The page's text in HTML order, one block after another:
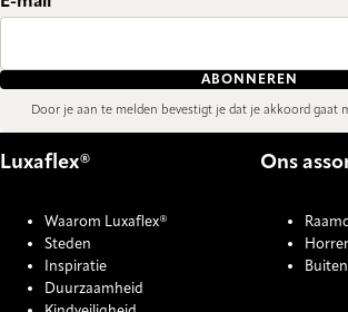
ABONNEREN
Door je aan te melden bevestigt je dat je akkoord gaat
Luxaflex®
Waarom Luxaflex®
Steden
Inspiratie
Duurzaamheid
Ons